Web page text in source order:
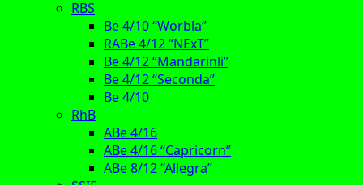
RBS
Be 4/10 “Worbla”
RABe 4/12 “NExT”
Be 4/12 “Mandarinli”
Be 4/12 “Seconda”
Be 4/10
RhB
ABe 4/16
ABe 4/16 “Capricorn”
ABe 8/12 “Allegra”